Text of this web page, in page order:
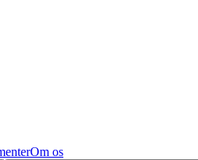
Om os